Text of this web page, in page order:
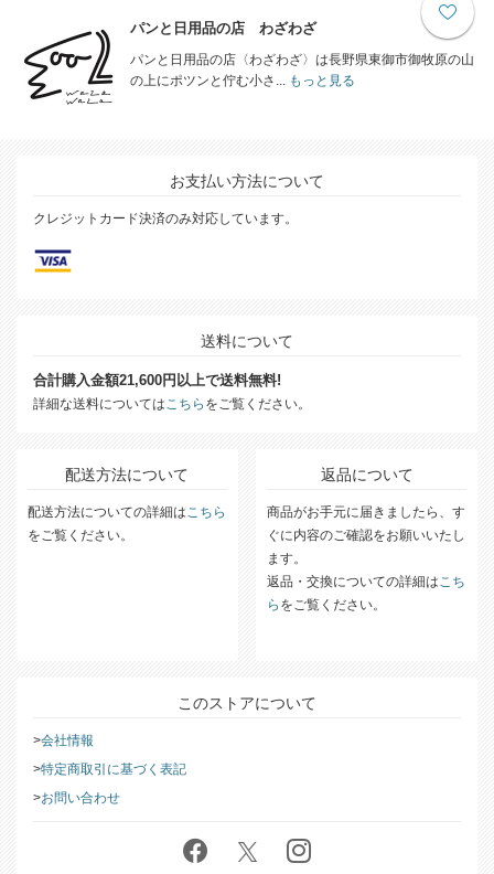
パンと日用品の店 わざわざ
パンと日用品の店〈わざわざ〉は長野県東御市御牧原の山
の上にポツンと佇む小さ...
もっと見る
お支払い方法について
クレジットカード決済のみ対応しています。
送料について
合計購入金額21,600円以上で送料無料!
詳細な送料についてはこちら をご覧ください。
配送方法について
配送方法についての詳細はこちら
をご覧ください。
返品について
商品がお手元に届きましたら、す
ぐに内容のご確認をお願いいたし
ます。
返品・交換についての詳細はこち
ら をご覧ください。
このストアについて
会社情報
特定商取引に基づく表記
お問い合わせ